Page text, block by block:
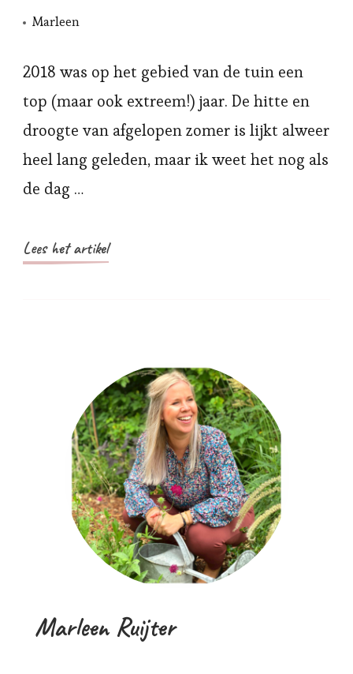
Marleen
2018 was op het gebied van de tuin een
top (maar ook extreem!) jaar. De hitte en
droogte van afgelopen zomer is lijkt alweer
heel lang geleden, maar ik weet het nog als
de dag …
Lees het artikel
Marleen Ruijter